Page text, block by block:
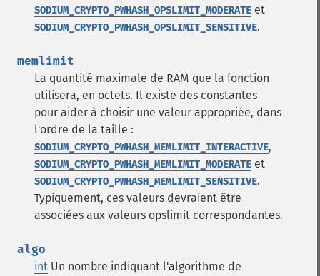
SODIUM_CRYPTO_PWHASH_OPSLIMIT_MODERATE et
SODIUM_CRYPTO_PWHASH_OPSLIMIT_SENSITIVE.
memlimit
La quantité maximale de RAM que la fonction
utilisera, en octets. Il existe des constantes
pour aider à choisir une valeur appropriée, dans
l'ordre de la taille :
SODIUM_CRYPTO_PWHASH_MEMLIMIT_INTERACTIVE,
SODIUM_CRYPTO_PWHASH_MEMLIMIT_MODERATE et
SODIUM_CRYPTO_PWHASH_MEMLIMIT_SENSITIVE.
Typiquement, ces valeurs devraient être
associées aux valeurs opslimit correspondantes.
algo
int Un nombre indiquant l'algorithme de